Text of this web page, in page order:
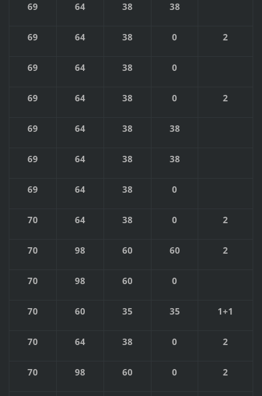
69 64 38 38
69 64 38 0 2
69 64 38 0
69 64 38 0 2
69 64 38 38
69 64 38 38
69 64 38 0
70 64 38 0 2
70 98 60 60 2
70 98 60 0
70 60 35 35 1+1
70 64 38 0 2
70 98 60 0 2